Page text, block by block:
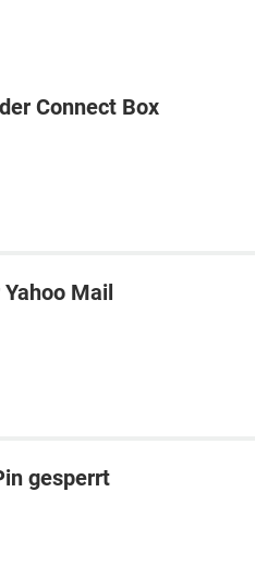
Connect Box
Mail
gesperrt